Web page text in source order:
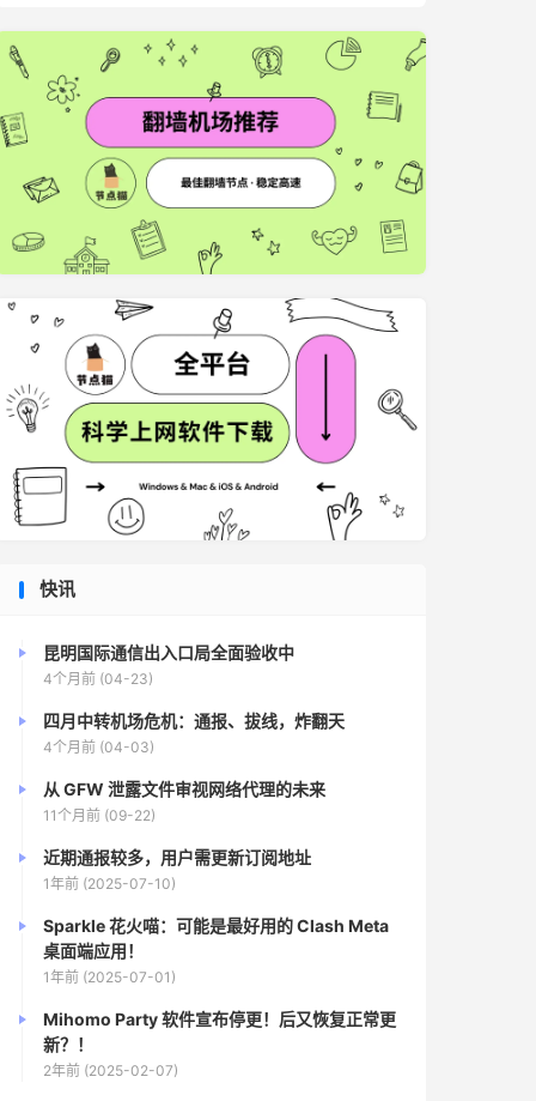
快讯
昆明国际通信出入口局全面验收中
4个月前 (04-23)
四月中转机场危机：通报、拔线，炸翻天
4个月前 (04-03)
从 GFW 泄露文件审视网络代理的未来
11个月前 (09-22)
近期通报较多，用户需更新订阅地址
1年前 (2025-07-10)
Sparkle 花火喵：可能是最好用的 Clash Meta
桌面端应用！
1年前 (2025-07-01)
Mihomo Party 软件宣布停更！后又恢复正常更
新？！
2年前 (2025-02-07)